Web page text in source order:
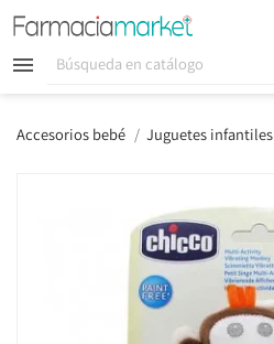
 
Accesorios bebé Juguetes infantiles